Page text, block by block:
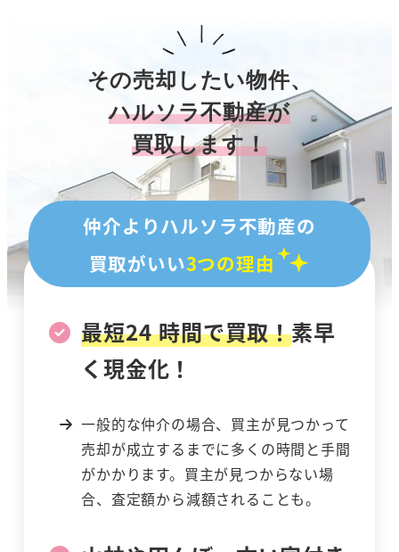
その売却したい物件、
ハルソラ不動産が
買取します！
仲介よりハルソラ不動産の
買取がいい3つの理由
最短24 時間で買取！素早
く現金化！
一般的な仲介の場合、買主が見つかって
売却が成立するまでに多くの時間と手間
がかかります。買主が見つからない場
合、査定額から減額されることも。